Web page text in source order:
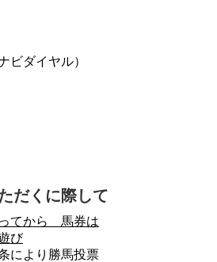
ダイヤル）
だくに際して
てから 馬券は
び
により勝馬投票